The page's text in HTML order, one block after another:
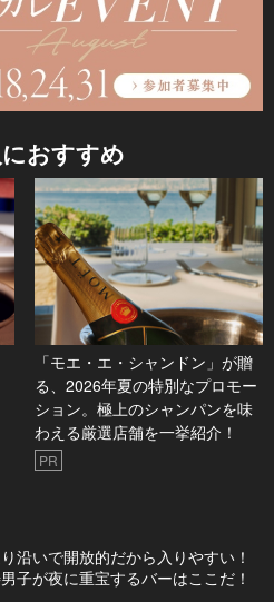
おすすめ
「モエ・エ・シャンドン」が贈
る、2026年夏の特別なプロモー
ション。極上のシャンパンを味
わえる厳選店舗を一挙紹介！
PR
沿いで開放的だから入りやすい！
子が夜に重宝するバーはここだ！